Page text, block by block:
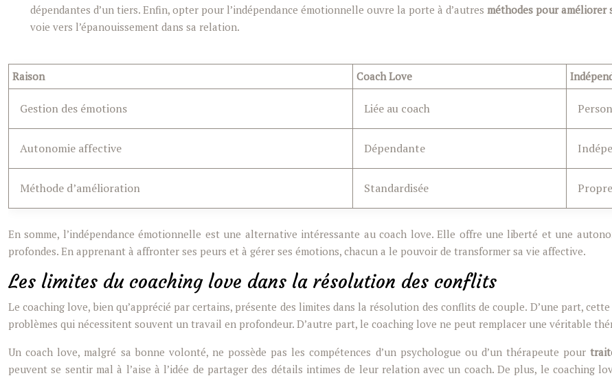
dépendantes d’un tiers. Enfin, opter pour l’indépendance émotionnelle ouvre la porte à d’autres méthodes pour améliorer
voie vers l’épanouissement dans sa relation.
Raison Coach Love
Gestion des émotions Liée au coach
Autonomie affective Dépendante
Méthode d’amélioration Standardisée
En somme, l’indépendance émotionnelle est une alternative intéressante au coach love. Elle offre une liberté et une
profondes. En apprenant à affronter ses peurs et à gérer ses émotions, chacun a le pouvoir de transformer sa vie affective.
Les limites du coaching love dans la résolution des conflits
Le coaching love, bien qu’apprécié par certains, présente des limites dans la résolution des conflits de couple. D’une part,
problèmes qui nécessitent souvent un travail en profondeur. D’autre part, le coaching love ne peut remplacer une véritable
Un coach love, malgré sa bonne volonté, ne possède pas les compétences d’un psychologue ou d’un thérapeute pour
peuvent se sentir mal à l’aise à l’idée de partager des détails intimes de leur relation avec un coach. De plus, le coaching